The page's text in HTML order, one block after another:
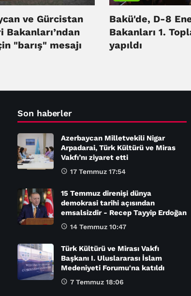
ve Gürcistan
Bakanları’ndan
"barış" mesajı
Bakü'de, D-8
Bakanları 1.
yapıldı
Son haberler
Azerbaycan Milletvekili Nigar
Arpadarai, Türk Kültürü ve Miras
Vakfı’nı ziyaret etti
17 Temmuz 17:54
15 Temmuz direnişi dünya
demokrasi tarihi açısından
emsalsizdir - Recep Tayyip Erdoğan
14 Temmuz 10:47
Türk Kültürü ve Mirası Vakfı
Başkanı I. Uluslararası İslam
Medeniyeti Forumu'na katıldı
7 Temmuz 18:06